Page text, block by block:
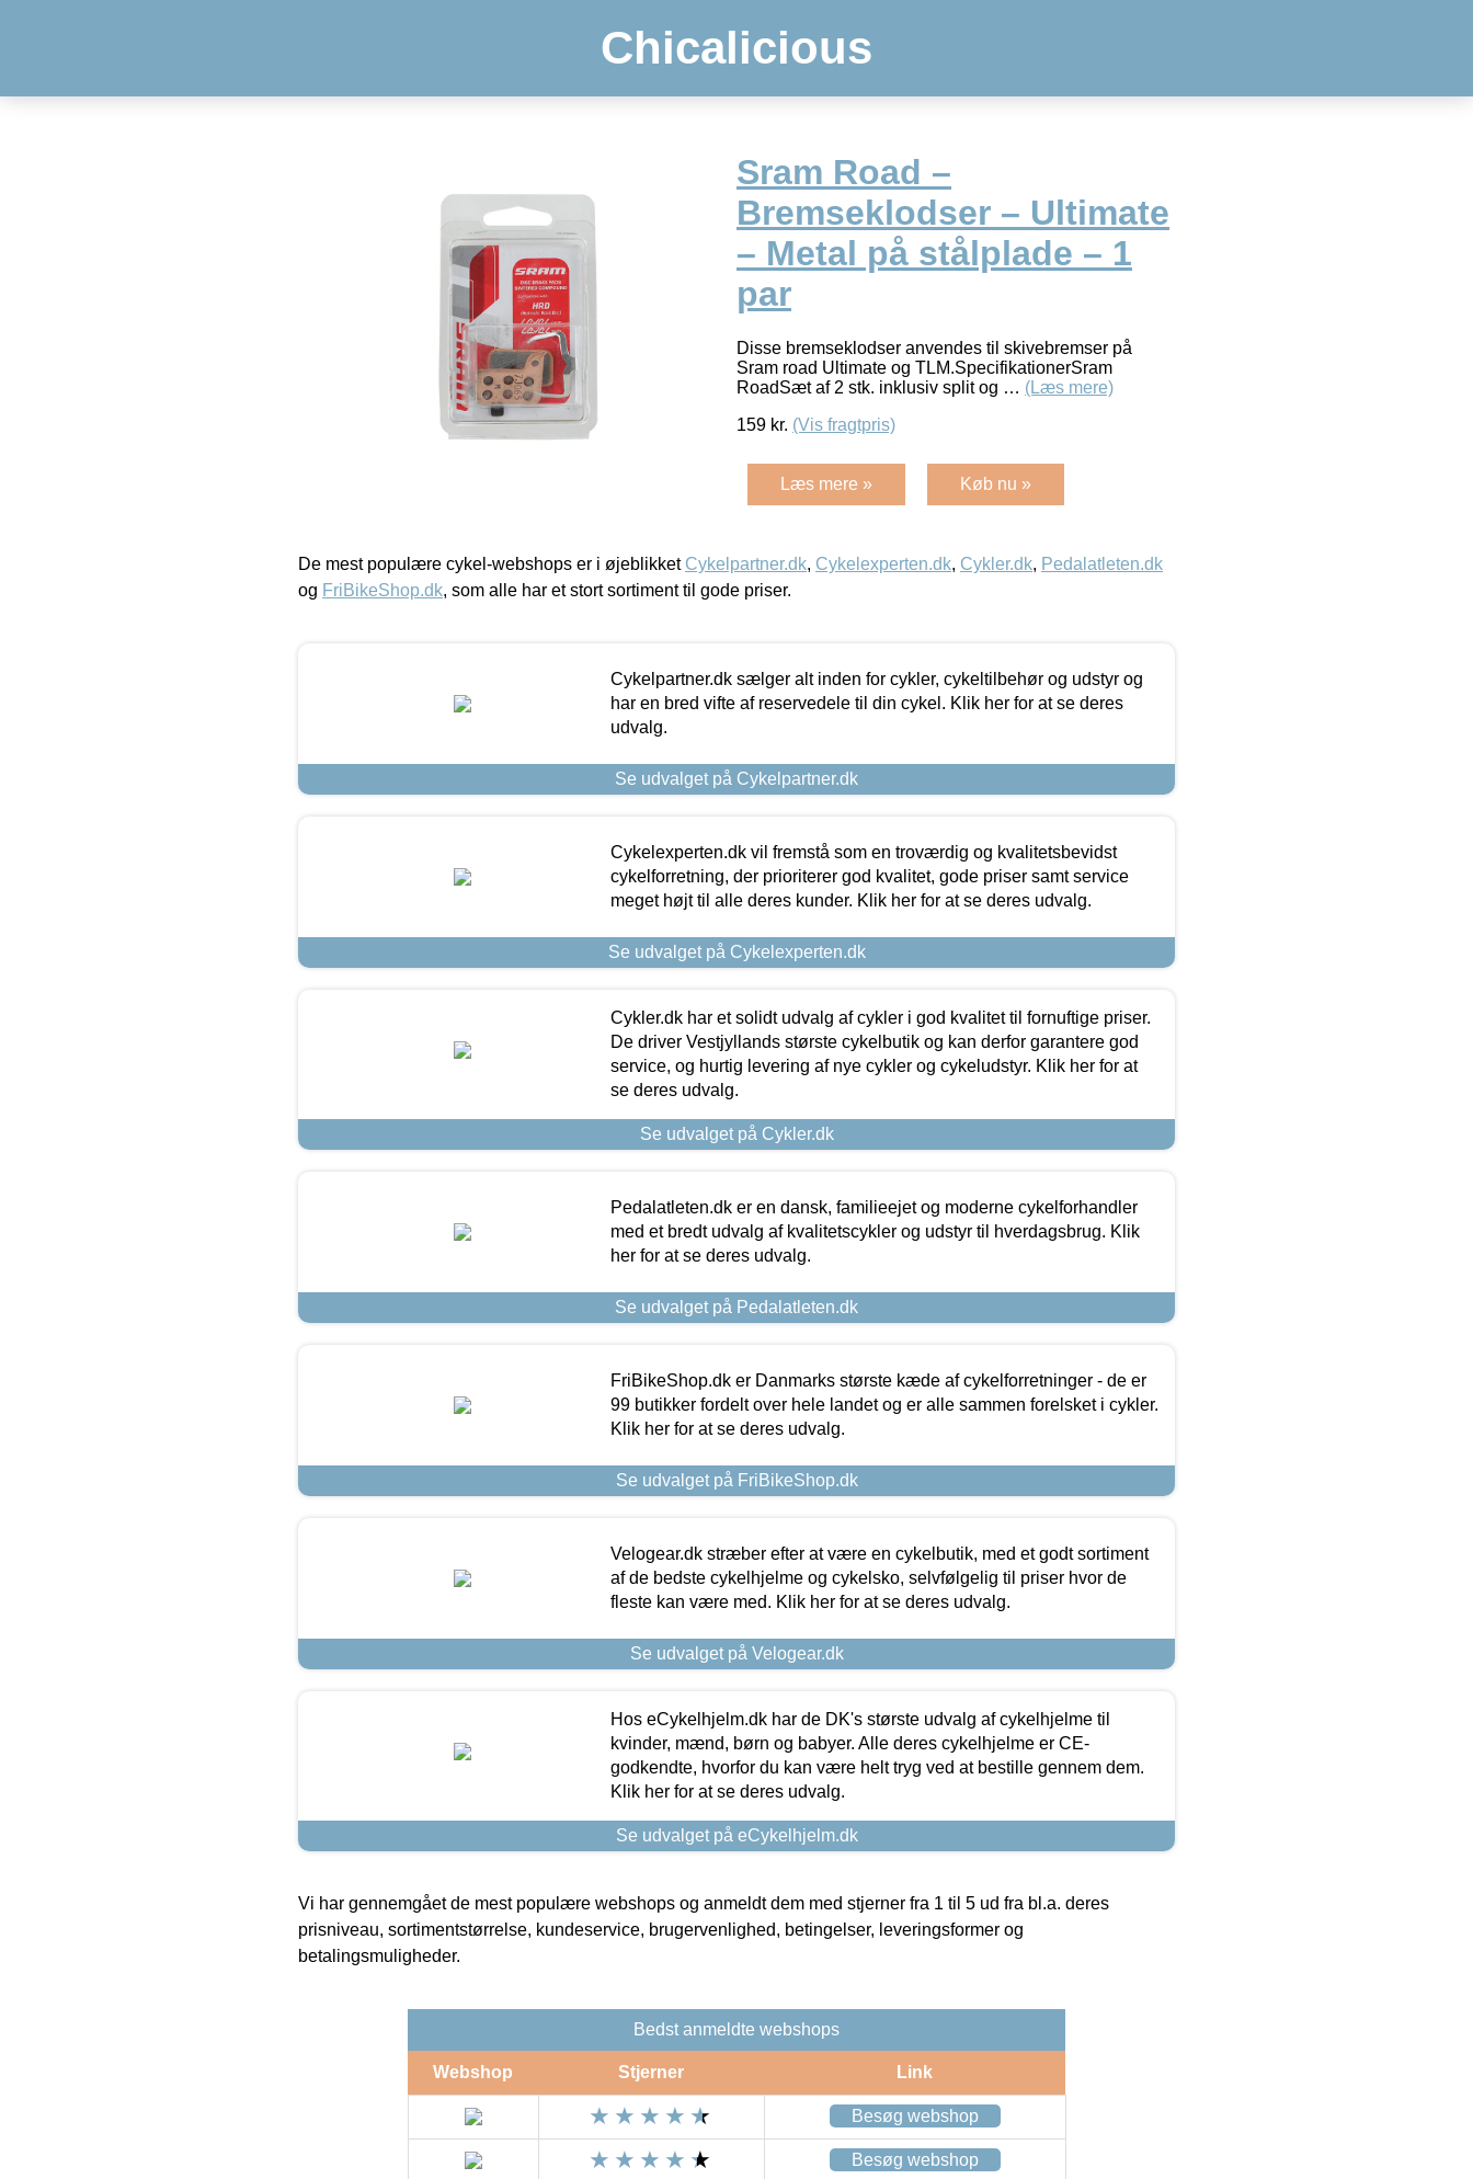
Chicalicious
Sram Road –
Bremseklodser – Ultimate
– Metal på stålplade – 1
par
Disse bremseklodser anvendes til skivebremser på
Sram road Ultimate og TLM.SpecifikationerSram
RoadSæt af 2 stk. inklusiv split og … (Læs mere)
159 kr. (Vis fragtpris)
Læs mere » Køb nu »
De mest populære cykel-webshops er i øjeblikket Cykelpartner.dk, Cykelexperten.dk, Cykler.dk, Pedalatleten.dk
og FriBikeShop.dk, som alle har et stort sortiment til gode priser.
Cykelpartner.dk sælger alt inden for cykler, cykeltilbehør og udstyr og
har en bred vifte af reservedele til din cykel. Klik her for at se deres
udvalg.
Se udvalget på Cykelpartner.dk
Cykelexperten.dk vil fremstå som en troværdig og kvalitetsbevidst
cykelforretning, der prioriterer god kvalitet, gode priser samt service
meget højt til alle deres kunder. Klik her for at se deres udvalg.
Se udvalget på Cykelexperten.dk
Cykler.dk har et solidt udvalg af cykler i god kvalitet til fornuftige priser.
De driver Vestjyllands største cykelbutik og kan derfor garantere god
service, og hurtig levering af nye cykler og cykeludstyr. Klik her for at
se deres udvalg.
Se udvalget på Cykler.dk
Pedalatleten.dk er en dansk, familieejet og moderne cykelforhandler
med et bredt udvalg af kvalitetscykler og udstyr til hverdagsbrug. Klik
her for at se deres udvalg.
Se udvalget på Pedalatleten.dk
FriBikeShop.dk er Danmarks største kæde af cykelforretninger - de er
99 butikker fordelt over hele landet og er alle sammen forelsket i cykler.
Klik her for at se deres udvalg.
Se udvalget på FriBikeShop.dk
Velogear.dk stræber efter at være en cykelbutik, med et godt sortiment
af de bedste cykelhjelme og cykelsko, selvfølgelig til priser hvor de
fleste kan være med. Klik her for at se deres udvalg.
Se udvalget på Velogear.dk
Hos eCykelhjelm.dk har de DK's største udvalg af cykelhjelme til
kvinder, mænd, børn og babyer. Alle deres cykelhjelme er CE-
godkendte, hvorfor du kan være helt tryg ved at bestille gennem dem.
Klik her for at se deres udvalg.
Se udvalget på eCykelhjelm.dk
Vi har gennemgået de mest populære webshops og anmeldt dem med stjerner fra 1 til 5 ud fra bl.a. deres
prisniveau, sortimentstørrelse, kundeservice, brugervenlighed, betingelser, leveringsformer og
betalingsmuligheder.
Bedst anmeldte webshops
Webshop Stjerner Link
Besøg webshop
Besøg webshop